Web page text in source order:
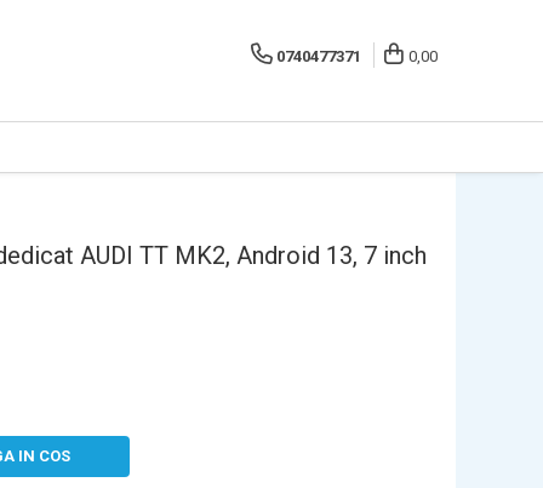
0740477371 0,00
AUDI TT MK2, Android 13, 7 inch
IN COS